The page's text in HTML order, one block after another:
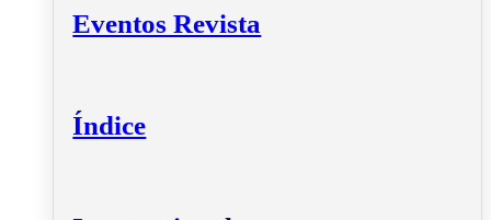
Eventos Revista
Índice